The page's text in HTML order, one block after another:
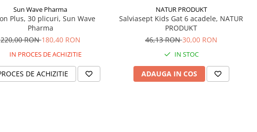
Sun Wave Pharma
Plus, 30 plicuri, Sun Wave
Pharma
220,00 RON180,40 RON
IN PROCES DE ACHIZITIE
DE ACHIZITIE
NATUR PRODUKT
Salviasept Kids Gat 6 acadele, NATUR
PRODUKT
46,13 RON30,00 RON
IN STOC
ADAUGA IN COS